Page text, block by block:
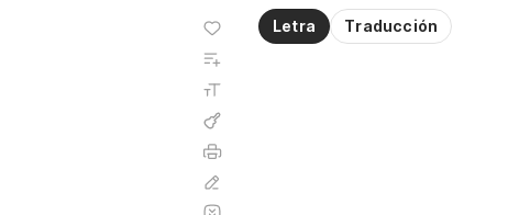
Letra Traducción
Agregar
favoritos
Agregar